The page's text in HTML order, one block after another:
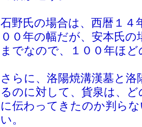
石野氏の場合は、西暦１
００年の幅だが、安本氏
までなので、１００年ほ
さらに、洛陽焼溝漢墓と
るのに対して、貨泉は、
に伝わってきたのか判ら
い。